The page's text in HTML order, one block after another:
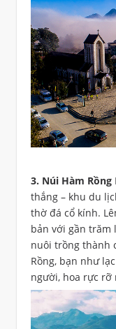
3. Núi Hàm Rồng
thắng – khu du
thờ đá cổ kính.
bản với gần trăm
nuôi trồng thành
Rồng, bạn như
người, hoa rực rỡ